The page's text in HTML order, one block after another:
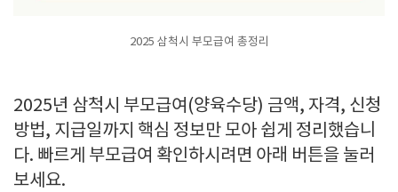
2025 삼척시 부모급여 총정리
2025년 삼척시 부모급여(양육수당) 금액, 자격, 신청
방법, 지급일까지 핵심 정보만 모아 쉽게 정리했습니
다. 빠르게 부모급여 확인하시려면 아래 버튼을 눌러
보세요.